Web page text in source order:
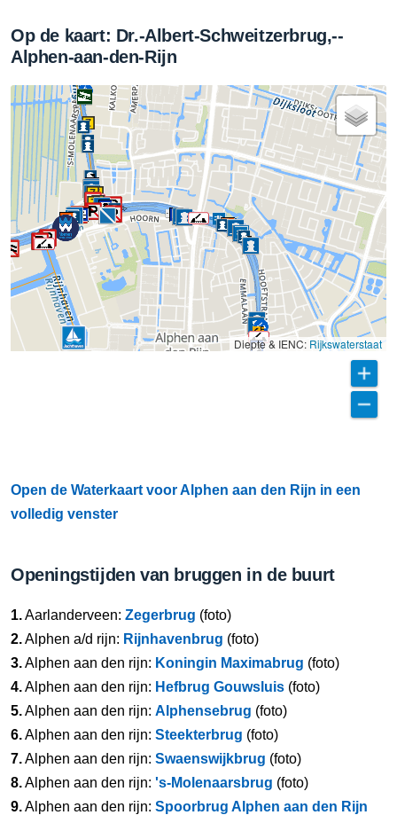
Op de kaart: Dr.-Albert-Schweitzerbrug,--
Alphen-aan-den-Rijn
Diepte & IENC: Rijkswaterstaat
Open de Waterkaart voor Alphen aan den Rijn in een
volledig venster
Openingstijden van bruggen in de buurt
1.Aarlanderveen: Zegerbrug (foto)
2.Alphen a/d rijn: Rijnhavenbrug (foto)
3.Alphen aan den rijn: Koningin Maximabrug (foto)
4.Alphen aan den rijn: Hefbrug Gouwsluis (foto)
5.Alphen aan den rijn: Alphensebrug (foto)
6.Alphen aan den rijn: Steekterbrug (foto)
7.Alphen aan den rijn: Swaenswijkbrug (foto)
8.Alphen aan den rijn: 's-Molenaarsbrug (foto)
9.Alphen aan den rijn: Spoorbrug Alphen aan den Rijn